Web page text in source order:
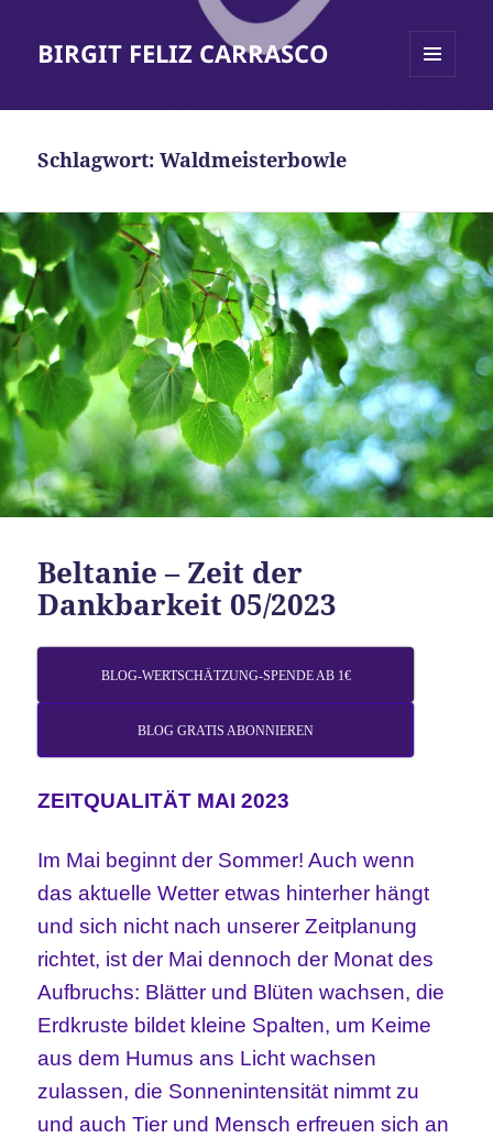
BIRGIT FELIZ CARRASCO
Schlagwort:Waldmeisterbowle
Beltanie – Zeit der
Dankbarkeit 05/2023
BLOG-WERTSCHÄTZUNG-SPENDE AB 1€
BLOG GRATIS ABONNIEREN
ZEITQUALITÄT MAI 2023
Im Mai beginnt der Sommer! Auch wenn
das aktuelle Wetter etwas hinterher hängt
und sich nicht nach unserer Zeitplanung
richtet, ist der Mai dennoch der Monat des
Aufbruchs: Blätter und Blüten wachsen, die
Erdkruste bildet kleine Spalten, um Keime
aus dem Humus ans Licht wachsen
zulassen, die Sonnenintensität nimmt zu
und auch Tier und Mensch erfreuen sich an